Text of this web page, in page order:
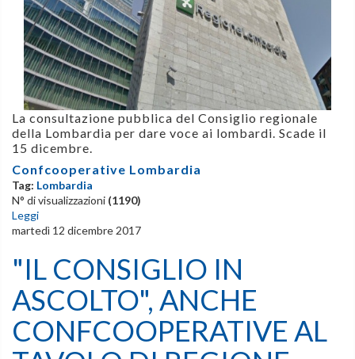
La consultazione pubblica del Consiglio regionale
della Lombardia per dare voce ai lombardi. Scade il
15 dicembre.
Confcooperative Lombardia
Tag: Lombardia
N° di visualizzazioni (1190)
Leggi
martedì 12 dicembre 2017
"IL CONSIGLIO IN
ASCOLTO", ANCHE
CONFCOOPERATIVE AL